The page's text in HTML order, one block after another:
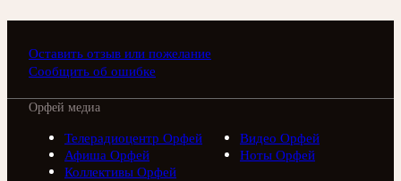
Оставить отзыв или пожелание
Сообщить об ошибке
Орфей медиа
Телерадиоцентр Орфей
Видео Орфей
Афиша Орфей
Ноты Орфей
Коллективы Орфей